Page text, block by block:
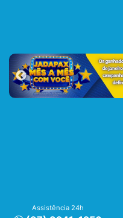
Assistência 24h